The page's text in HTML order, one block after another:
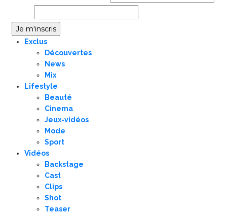
Exclus
Découvertes
News
Mix
Lifestyle
Beauté
Cinema
Jeux-vidéos
Mode
Sport
Vidéos
Backstage
Cast
Clips
Shot
Teaser